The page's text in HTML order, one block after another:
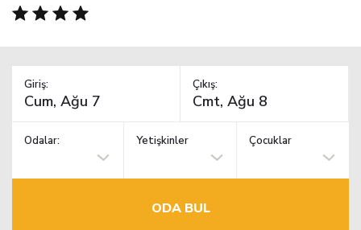
Giriş: Çıkış:
Odalar: Yetişkinler Çocuklar
ODA BUL